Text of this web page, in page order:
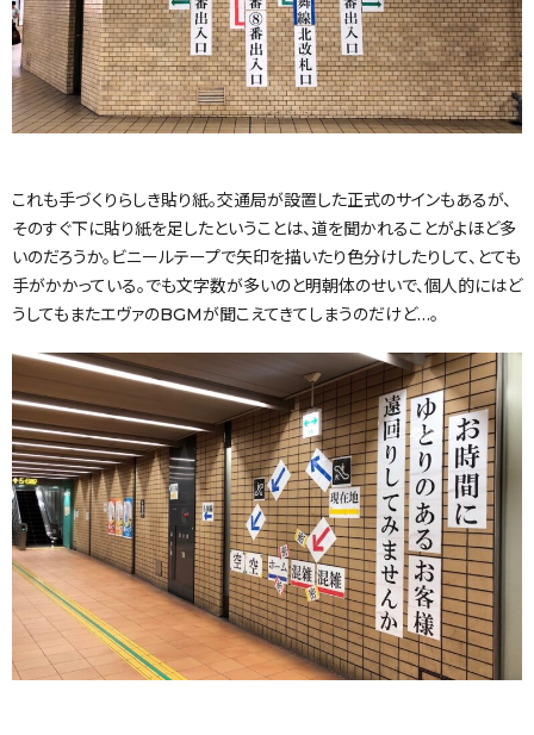
これも手づくりらしき貼り紙。交通局が設置した正式のサインもあるが、
そのすぐ下に貼り紙を足したということは、道を聞かれることがよほど多
いのだろうか。ビニールテープで矢印を描いたり色分けしたりして、とても
手がかかっている。でも文字数が多いのと明朝体のせいで、個人的にはど
うしてもまたエヴァのBGMが聞こえてきてしまうのだけど…。